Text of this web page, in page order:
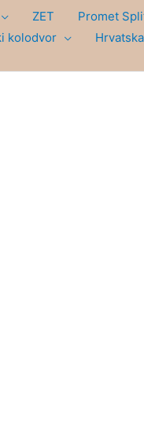
ZET Promet
kolodvor Hrvatska